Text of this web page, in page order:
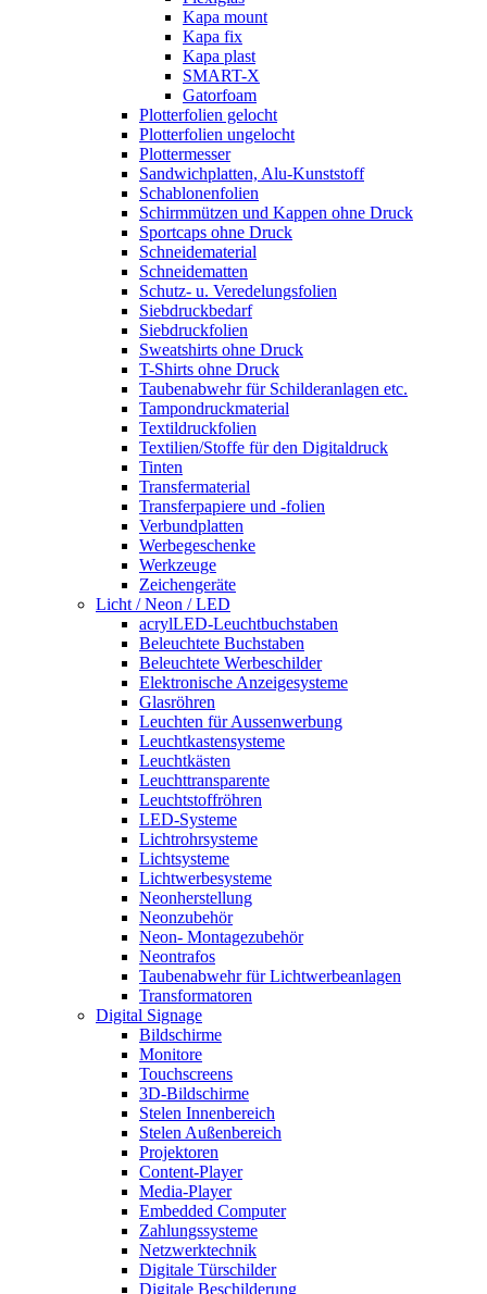
Kapa mount
Kapa fix
Kapa plast
SMART-X
Gatorfoam
Plotterfolien gelocht
Plotterfolien ungelocht
Plottermesser
Sandwichplatten, Alu-Kunststoff
Schablonenfolien
Schirmmützen und Kappen ohne Druck
Sportcaps ohne Druck
Schneidematerial
Schneidematten
Schutz- u. Veredelungsfolien
Siebdruckbedarf
Siebdruckfolien
Sweatshirts ohne Druck
T-Shirts ohne Druck
Taubenabwehr für Schilderanlagen etc.
Tampondruckmaterial
Textildruckfolien
Textilien/Stoffe für den Digitaldruck
Tinten
Transfermaterial
Transferpapiere und -folien
Verbundplatten
Werbegeschenke
Werkzeuge
Zeichengeräte
Licht / Neon / LED
acrylLED-Leuchtbuchstaben
Beleuchtete Buchstaben
Beleuchtete Werbeschilder
Elektronische Anzeigesysteme
Glasröhren
Leuchten für Aussenwerbung
Leuchtkastensysteme
Leuchtkästen
Leuchttransparente
Leuchtstoffröhren
LED-Systeme
Lichtrohrsysteme
Lichtsysteme
Lichtwerbesysteme
Neonherstellung
Neonzubehör
Neon- Montagezubehör
Neontrafos
Taubenabwehr für Lichtwerbeanlagen
Transformatoren
Digital Signage
Bildschirme
Monitore
Touchscreens
3D-Bildschirme
Stelen Innenbereich
Stelen Außenbereich
Projektoren
Content-Player
Media-Player
Embedded Computer
Zahlungssysteme
Netzwerktechnik
Digitale Türschilder
Digitale Beschilderung